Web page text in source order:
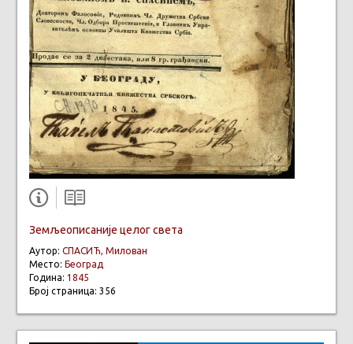
Земљеописаније целог света
Аутор: СПАСИЋ, Милован
Место: Београд
Година: 1845
Број страница: 356